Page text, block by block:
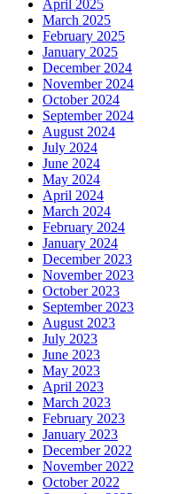
April 2025
March 2025
February 2025
January 2025
December 2024
November 2024
October 2024
September 2024
August 2024
July 2024
June 2024
May 2024
April 2024
March 2024
February 2024
January 2024
December 2023
November 2023
October 2023
September 2023
August 2023
July 2023
June 2023
May 2023
April 2023
March 2023
February 2023
January 2023
December 2022
November 2022
October 2022